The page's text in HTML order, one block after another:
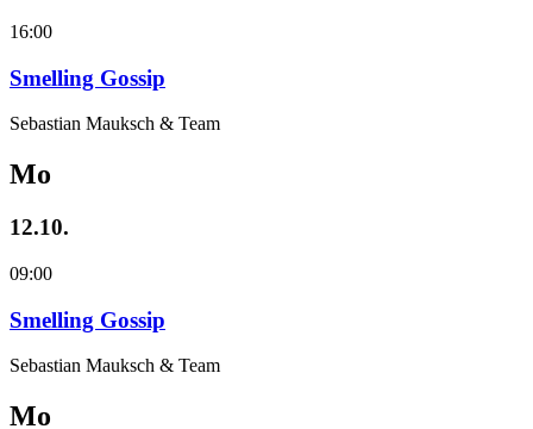
16:00
Smelling Gossip
Sebastian Mauksch & Team
Mo
12.10.
09:00
Smelling Gossip
Sebastian Mauksch & Team
Mo